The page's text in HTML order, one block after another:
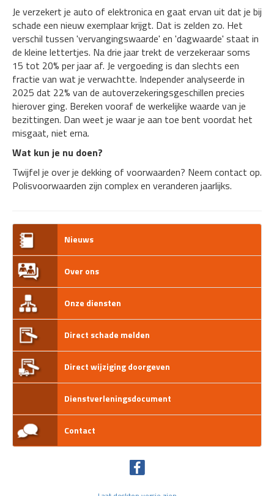
Je verzekert je auto of elektronica en gaat ervan uit dat je bij
schade een nieuw exemplaar krijgt. Dat is zelden zo. Het
verschil tussen 'vervangingswaarde' en 'dagwaarde' staat in
de kleine lettertjes. Na drie jaar trekt de verzekeraar soms
15 tot 20% per jaar af. Je vergoeding is dan slechts een
fractie van wat je verwachtte. Independer analyseerde in
2025 dat 22% van de autoverzekeringsgeschillen precies
hierover ging. Bereken vooraf de werkelijke waarde van je
bezittingen. Dan weet je waar je aan toe bent voordat het
misgaat, niet erna.
Wat kun je nu doen?
Twijfel je over je dekking of voorwaarden? Neem contact op.
Polisvoorwaarden zijn complex en veranderen jaarlijks.
Nieuws
Over ons
Onze diensten
Direct schade melden
Direct wijziging doorgeven
Dienstverleningsdocument
Contact